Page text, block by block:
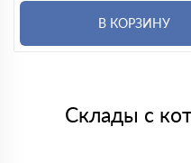
В КОРЗИНУ
Склады с